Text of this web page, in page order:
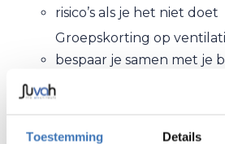
Toestemming Details
risico’s als je het niet doet
Groepskorting op
bespaar je samen met je
Geen zorgen meer over
Kanaalreiniging: waarom